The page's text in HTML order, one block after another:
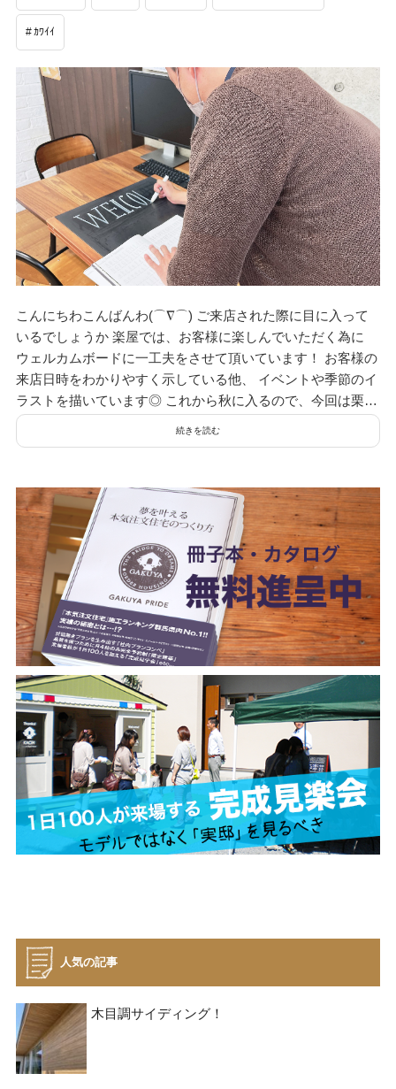
ｶﾜｲｲ
こんにちわこんばんわ(⌒∇⌒) ご来店された際に目に入って
いるでしょうか 楽屋では、お客様に楽しんでいただく為に
ウェルカムボードに一工夫をさせて頂いています！ お客様の
来店日時をわかりやすく示している他、 イベントや季節のイ
ラストを描いています◎ これから秋に入るので、今回は栗…
続きを読む
人気の記事
木目調サイディング！
工事中
設計
社長のコラム
店舗
デザイン
設計グループ
新商品
ホームページ
未分類